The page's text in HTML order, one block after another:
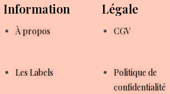
Information
À propos
Les Labels
Légale
CGV
Politique de
confidentialité